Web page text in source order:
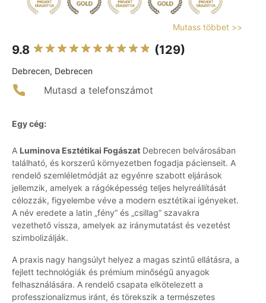
Mutass többet >>
9.8 (129)
Debrecen, Debrecen
Mutasd a telefonszámot
Egy cég:
A Luminova Esztétikai Fogászat Debrecen belvárosában
található, és korszerű környezetben fogadja pácienseit. A
rendelő szemléletmódját az egyénre szabott eljárások
jellemzik, amelyek a rágóképesség teljes helyreállítását
célozzák, figyelembe véve a modern esztétikai igényeket.
A név eredete a latin „fény” és „csillag” szavakra
vezethető vissza, amelyek az iránymutatást és vezetést
szimbolizálják.
A praxis nagy hangsúlyt helyez a magas szintű ellátásra, a
fejlett technológiák és prémium minőségű anyagok
felhasználására. A rendelő csapata elkötelezett a
professzionalizmus iránt, és törekszik a természetes